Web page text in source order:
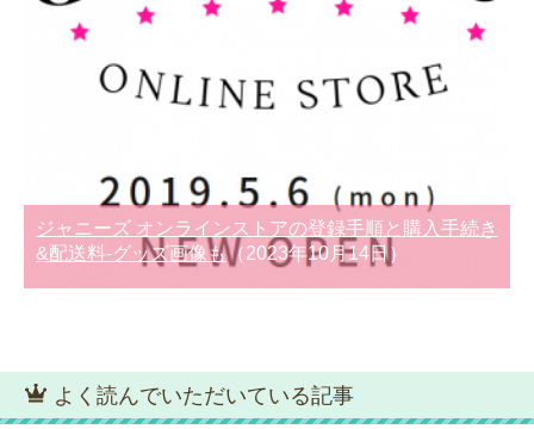
ジャニーズ オンラインストアの登録手順と購入手続き
&配送料-グッズ画像も（2023年10月14日）
よく読んでいただいている記事